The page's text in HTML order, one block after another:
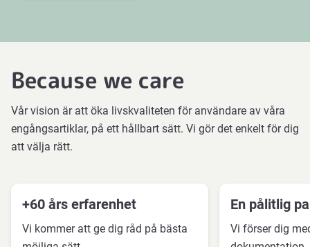
Because we care
Vår vision är att öka livskvaliteten för användare av våra
engångsartiklar, på ett hållbart sätt. Vi gör det enkelt för dig
att välja rätt.
+60 års erfarenhet
Vi kommer att ge dig råd på bästa
En pålitlig
Vi förser dig